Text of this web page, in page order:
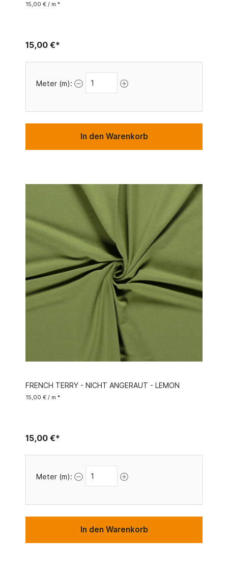
15,00 € / m *
15,00 €*
Meter (m):
In den Warenkorb
FRENCH TERRY - NICHT ANGERAUT - LEMON
15,00 € / m *
15,00 €*
Meter (m):
In den Warenkorb